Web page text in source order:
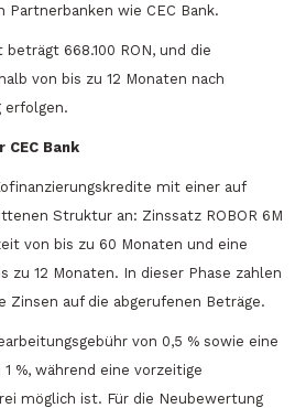
wie CEC Bank.
668.100 RON, und die
von bis zu 12 Monaten nach
erfolgen.
Bank
mit einer auf
Struktur an: Zinssatz ROBOR 6M
von bis zu 60 Monaten und eine
zu 12 Monaten. In dieser Phase zahlen
Zinsen auf die abgerufenen Beträge.
von 0,5 % sowie eine
%, während eine vorzeitige
möglich ist. Für die Neubewertung